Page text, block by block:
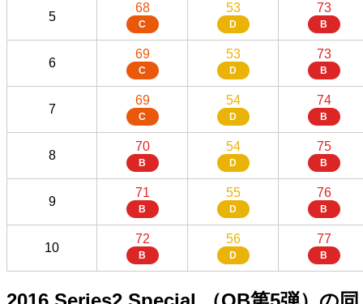
5
68
C
53
D
73
B
6
69
C
53
D
73
B
7
69
C
54
D
74
B
8
70
B
54
D
75
B
9
71
B
55
D
76
B
10
72
B
56
D
77
B